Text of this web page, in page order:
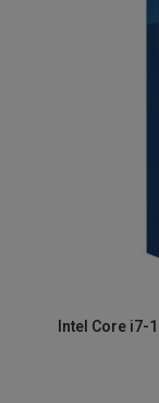
Intel Core i7-